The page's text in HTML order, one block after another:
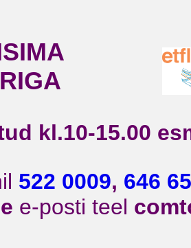
kl.10-15.00
522 0009, 646
e-posti teel